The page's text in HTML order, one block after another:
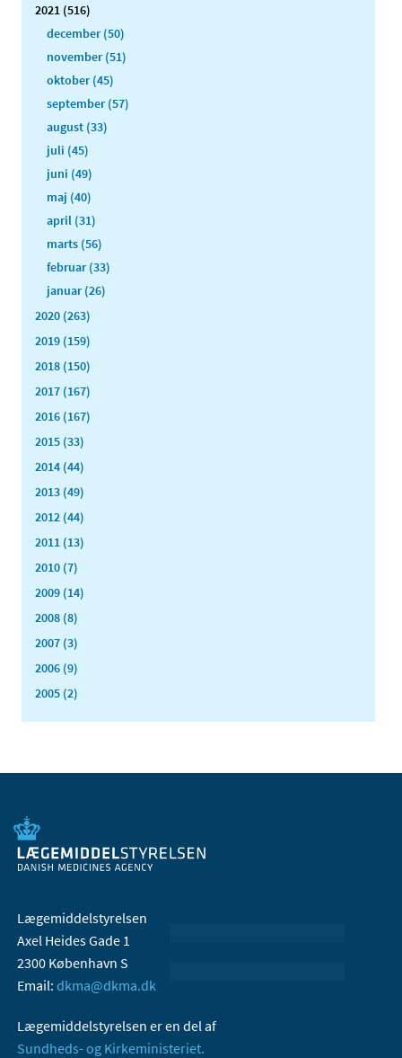
2021 (516)
december (50)
november (51)
oktober (45)
september (57)
august (33)
juli (45)
juni (49)
maj (40)
april (31)
marts (56)
februar (33)
januar (26)
2020 (263)
2019 (159)
2018 (150)
2017 (167)
2016 (167)
2015 (33)
2014 (44)
2013 (49)
2012 (44)
2011 (13)
2010 (7)
2009 (14)
2008 (8)
2007 (3)
2006 (9)
2005 (2)
Lægemiddelstyrelsen
Axel Heides Gade 1
2300 København S
Email: dkma@dkma.dk
Lægemiddelstyrelsen er en del af
Sundheds- og Kirkeministeriet.